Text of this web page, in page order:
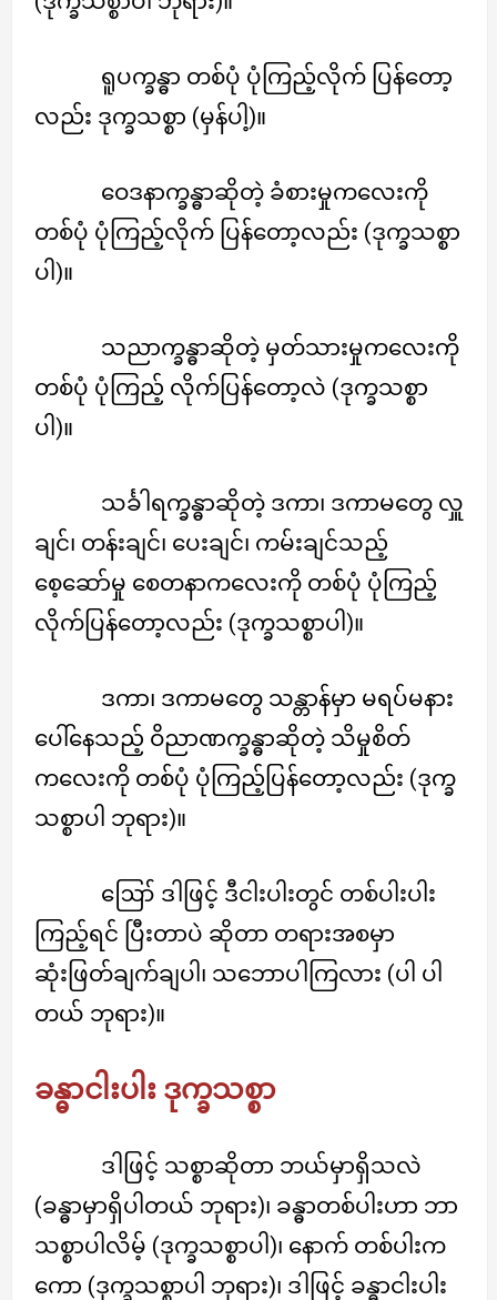
ရူပက္ခန္ဓာ တစ်ပုံ ပုံကြည့်လိုက် ပြန်တော့
လည်း ဒုက္ခသစ္စာ (မှန်ပါ့)။
ဝေဒနာက္ခန္ဓာဆိုတဲ့ ခံစားမှုကလေးကို
တစ်ပုံ ပုံကြည့်လိုက် ပြန်တော့လည်း (ဒုက္ခသစ္စာ
ပါ)။
သညာက္ခန္ဓာဆိုတဲ့ မှတ်သားမှုကလေးကို
တစ်ပုံ ပုံကြည့် လိုက်ပြန်တော့လဲ (ဒုက္ခသစ္စာ
ပါ)။
သင်္ခါရက္ခန္ဓာဆိုတဲ့ ဒကာ၊ ဒကာမတွေ လှူ
ချင်၊ တန်းချင်၊ ပေးချင်၊ ကမ်းချင်သည့်
စေ့ဆော်မှု စေတနာကလေးကို တစ်ပုံ ပုံကြည့်
လိုက်ပြန်တော့လည်း (ဒုက္ခသစ္စာပါ)။
ဒကာ၊ ဒကာမတွေ သန္တာန်မှာ မရပ်မနား
ပေါ်နေသည့် ဝိညာဏက္ခန္ဓာဆိုတဲ့ သိမှုစိတ်
ကလေးကို တစ်ပုံ ပုံကြည့်ပြန်တော့လည်း (ဒုက္ခ
သစ္စာပါ ဘုရား)။
ဪ ဒါဖြင့် ဒီငါးပါးတွင် တစ်ပါးပါး
ကြည့်ရင် ပြီးတာပဲ ဆိုတာ တရားအစမှာ
ဆုံးဖြတ်ချက်ချပါ၊ သဘောပါကြလား (ပါ ပါ
တယ် ဘုရား)။
ခန္ဓာငါးပါး ဒုက္ခသစ္စာ
ဒါဖြင့် သစ္စာဆိုတာ ဘယ်မှာရှိသလဲ
(ခန္ဓာမှာရှိပါတယ် ဘုရား)၊ ခန္ဓာတစ်ပါးဟာ ဘာ
သစ္စာပါလိမ့် (ဒုက္ခသစ္စာပါ)၊ နောက် တစ်ပါးက
ကော (ဒုက္ခသစ္စာပါ ဘုရား)၊ ဒါဖြင့် ခန္ဓာငါးပါး